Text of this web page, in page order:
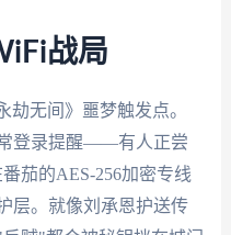
战局
劫无间》噩梦触发点。
登录提醒——有人正尝
茄的AES-256加密专线
层。就像刘承恩护送传